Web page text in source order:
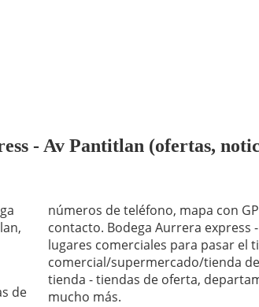
- Av Pantitlan (ofertas,
de
números de teléfono, mapa con
contacto. Bodega Aurrera express
lugares comerciales para pasar el
comercial/supermercado/tienda
tienda - tiendas de oferta,
mucho más.